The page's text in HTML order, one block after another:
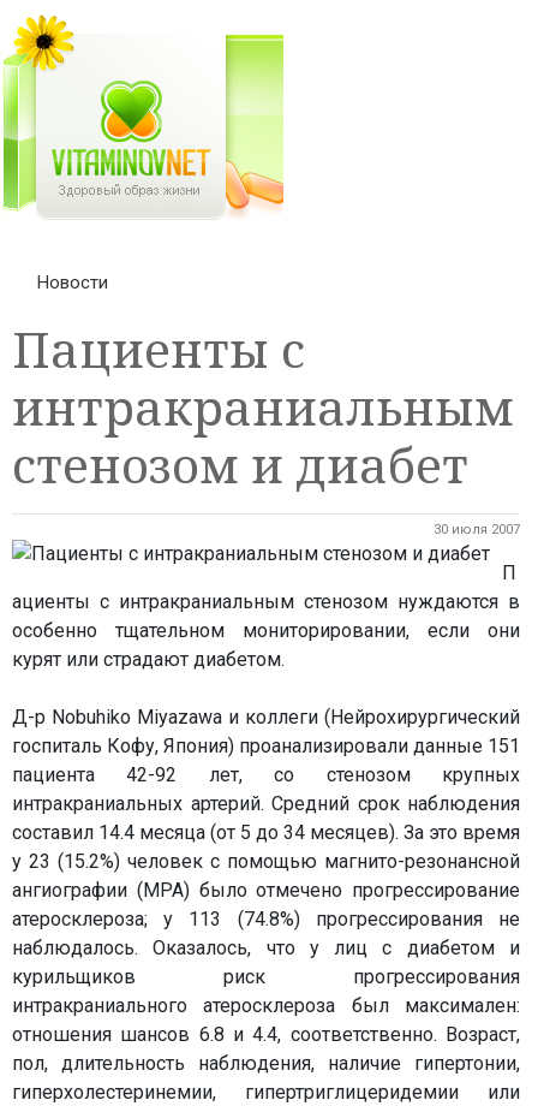
Новости
Пациенты с
интракраниальным
стенозом и диабет
30 июля 2007
П
ациенты с интракраниальным стенозом нуждаются в
особенно тщательном мониторировании, если они
курят или страдают диабетом.
Д-р Nobuhiko Miyazawa и коллеги (Нейрохирургический
госпиталь Кофу, Япония) проанализировали данные 151
пациента 42-92 лет, со стенозом крупных
интракраниальных артерий. Средний срок наблюдения
составил 14.4 месяца (от 5 до 34 месяцев). За это время
у 23 (15.2%) человек с помощью магнито-резонансной
ангиографии (МРА) было отмечено прогрессирование
атеросклероза; у 113 (74.8%) прогрессирования не
наблюдалось. Оказалось, что у лиц с диабетом и
курильщиков риск прогрессирования
интракраниального атеросклероза был максимален:
отношения шансов 6.8 и 4.4, соответственно. Возраст,
пол, длительность наблюдения, наличие гипертонии,
гиперхолестеринемии, гипертриглицеридемии или